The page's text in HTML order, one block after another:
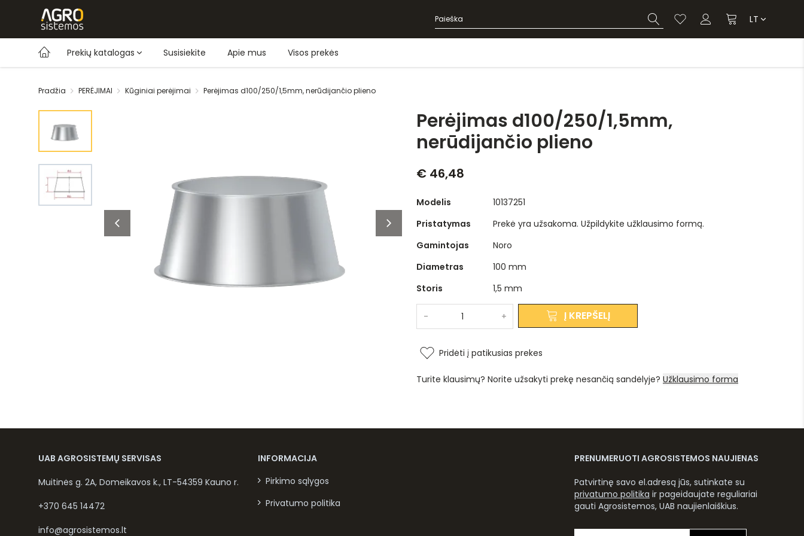
LT
Prekių katalogas Susisiekite Apie mus Visos prekės
Pradžia PERĖJIMAI Kūginiai perėjimai Perėjimas d100/250/1,5mm, nerūdijančio plieno
Perėjimas d100/250/1,5mm,
nerūdijančio plieno
€ 46,48
Modelis
10137251
Pristatymas
Prekė yra užsakoma. Užpildykite užklausimo formą.
Gamintojas
Noro
Diametras
100 mm
Storis
1,5 mm
- + Į KREPŠELĮ
Pridėti į patikusias prekes
Turite klausimų? Norite užsakyti prekę nesančią sandėlyje? Užklausimo forma
UAB AGROSISTEMŲ SERVISAS
Muitinės g. 2A, Domeikavos k., LT-54359 Kauno r.
+370 645 14472
info@agrosistemos.lt
INFORMACIJA
Pirkimo sąlygos
Privatumo politika
PRENUMERUOTI AGROSISTEMOS NAUJIENAS
Patvirtinę savo el.adresą jūs, sutinkate su
privatumo politika ir pageidaujate reguliariai
gauti Agrosistemos, UAB naujienlaiškius.